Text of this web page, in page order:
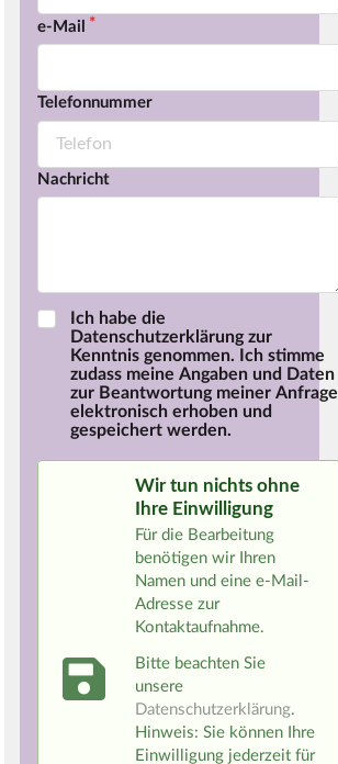
e-Mail
Telefonnummer
Nachricht
Ich habe die
Datenschutzerklärung zur
Kenntnis genommen. Ich stimme
zudass meine Angaben und Daten
zur Beantwortung meiner Anfrage
elektronisch erhoben und
gespeichert werden.
Wir tun nichts ohne
Ihre Einwilligung
Für die Bearbeitung
benötigen wir Ihren
Namen und eine e-Mail-
Adresse zur
Kontaktaufnahme.
Bitte beachten Sie
unsere
Datenschutzerklärung.
Hinweis: Sie können Ihre
Einwilligung jederzeit für